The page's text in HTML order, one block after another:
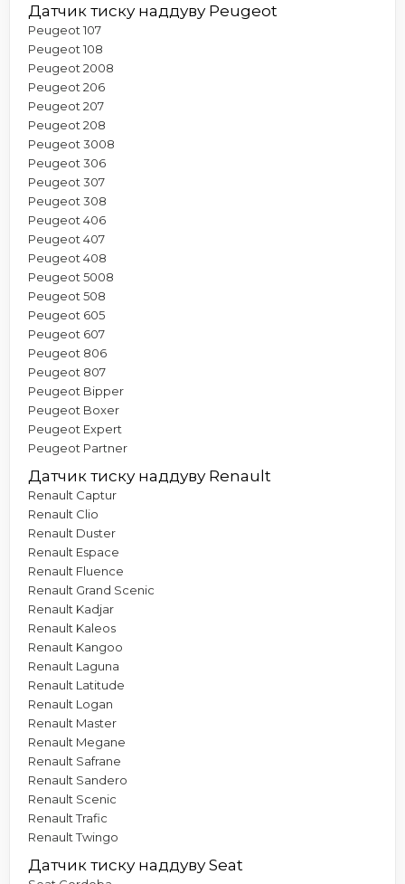
Датчик тиску наддуву Peugeot
Peugeot 107
Peugeot 108
Peugeot 2008
Peugeot 206
Peugeot 207
Peugeot 208
Peugeot 3008
Peugeot 306
Peugeot 307
Peugeot 308
Peugeot 406
Peugeot 407
Peugeot 408
Peugeot 5008
Peugeot 508
Peugeot 605
Peugeot 607
Peugeot 806
Peugeot 807
Peugeot Bipper
Peugeot Boxer
Peugeot Expert
Peugeot Partner
Датчик тиску наддуву Renault
Renault Captur
Renault Clio
Renault Duster
Renault Espace
Renault Fluence
Renault Grand Scenic
Renault Kadjar
Renault Kaleos
Renault Kangoo
Renault Laguna
Renault Latitude
Renault Logan
Renault Master
Renault Megane
Renault Safrane
Renault Sandero
Renault Scenic
Renault Trafic
Renault Twingo
Датчик тиску наддуву Seat